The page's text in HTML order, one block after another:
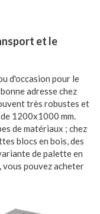
et le
d'occasion pour le
adresse chez
très robustes et
1200x1000 mm.
de matériaux ; chez
blocs en bois, des
de palette en
pouvez acheter